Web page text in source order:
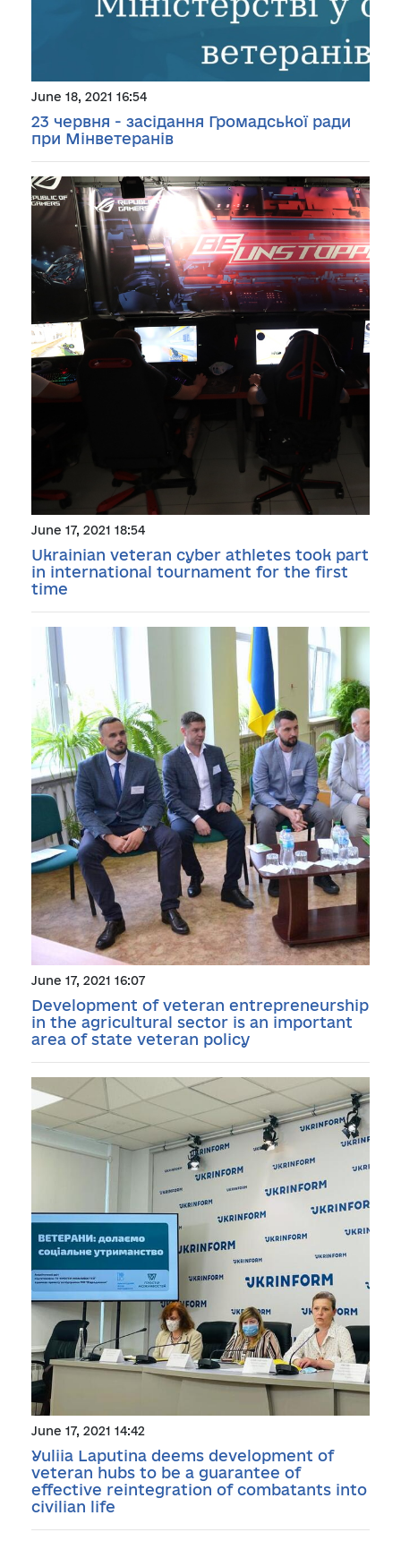
June 18, 2021 16:54
23 червня - засідання Громадської ради
при Мінветеранів
June 17, 2021 18:54
Ukrainian veteran cyber athletes took part
in international tournament for the first
time
June 17, 2021 16:07
Development of veteran entrepreneurship
in the agricultural sector is an important
area of state veteran policy
June 17, 2021 14:42
Yuliia Laputina deems development of
veteran hubs to be a guarantee of
effective reintegration of combatants into
civilian life